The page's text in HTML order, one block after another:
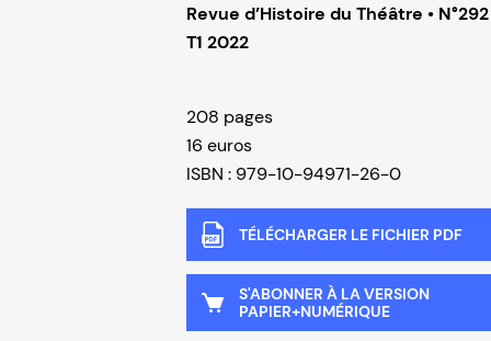
Revue d’Histoire du Théâtre • N°292
T1 2022
208 pages
16 euros
ISBN : 979-10-94971-26-0
TÉLÉCHARGER LE FICHIER PDF
S'ABONNER À LA VERSION
PAPIER+NUMÉRIQUE